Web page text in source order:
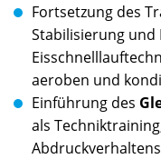
Fortsetzung des
Stabilisierung und
aeroben und
Einführung des
als